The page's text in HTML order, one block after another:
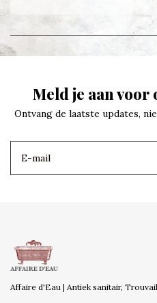
Meld je aan voor
Ontvang de laatste updates,
Affaire d'Eau | Antiek sanitair,